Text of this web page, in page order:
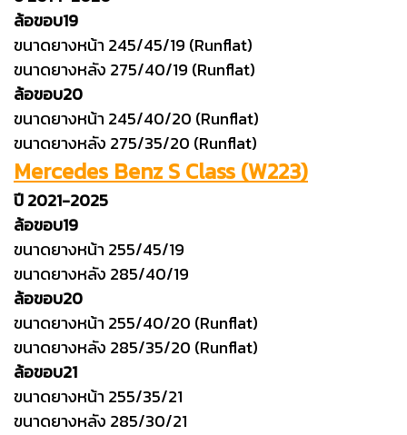
ล้อขอบ19
ขนาดยางหน้า 245/45/19 (Runflat)
ขนาดยางหลัง 275/40/19 (Runflat)
ล้อขอบ20
ขนาดยางหน้า 245/40/20 (Runflat)
ขนาดยางหลัง 275/35/20 (Runflat)
Mercedes Benz S Class (W223)
ปี 2021-2025
ล้อขอบ19
ขนาดยางหน้า 255/45/19
ขนาดยางหลัง 285/40/19
ล้อขอบ20
ขนาดยางหน้า 255/40/20 (Runflat)
ขนาดยางหลัง 285/35/20 (Runflat)
ล้อขอบ21
ขนาดยางหน้า 255/35/21
ขนาดยางหลัง 285/30/21